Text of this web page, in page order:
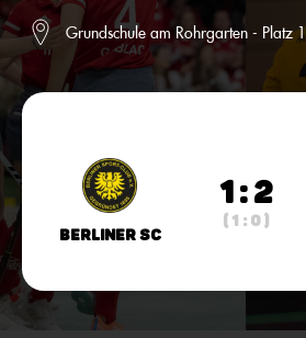
Grundschule am Rohrgarten - Platz 1
Berliner SC
1 : 2
( 1 : 0 )